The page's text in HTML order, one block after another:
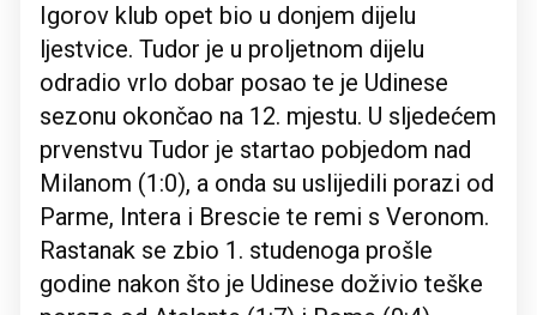
Igorov klub opet bio u donjem dijelu
ljestvice. Tudor je u proljetnom dijelu
odradio vrlo dobar posao te je Udinese
sezonu okončao na 12. mjestu. U sljedećem
prvenstvu Tudor je startao pobjedom nad
Milanom (1:0), a onda su uslijedili porazi od
Parme, Intera i Brescie te remi s Veronom.
Rastanak se zbio 1. studenoga prošle
godine nakon što je Udinese doživio teške